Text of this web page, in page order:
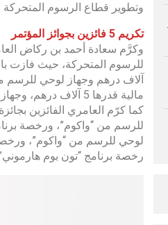
وتطوير قطاع الرسوم المتحركة
تكريم 5 فائزين بجوائز المؤتمر
وكرَّم سعادة أحمد بن ركاض
آلاف درهم وجهاز لوحي للرسم
مالية قدرها 5 آلاف درهم، وجهاز لوحي للرسم من واكوم، ورخصة لبرنامج “ستوري بورد”.
رخصة برنامج “تون بوم